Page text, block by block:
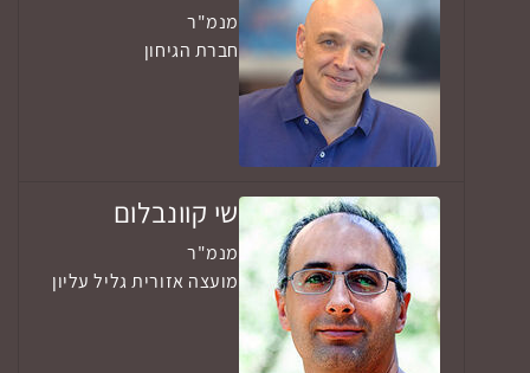
מנמ"ר
חברת הגיחון
שי קוונבלום
מנמ"ר
מועצה אזורית גליל עליון